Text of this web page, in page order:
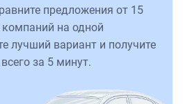
предложения от 15
на одной
лучший вариант и получите
за 5 минут.